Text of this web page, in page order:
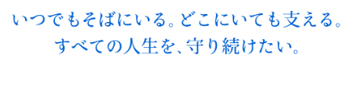
ご契約者さま
保険をご検討中のお客さま